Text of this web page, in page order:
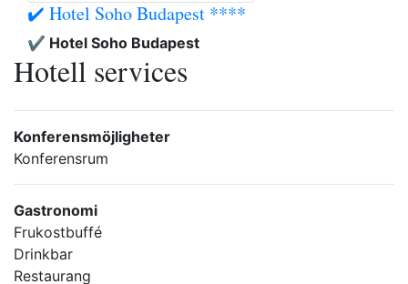
✔️ Hotel Soho Budapest ****
✔️ Hotel Soho Budapest
Hotell services
Konferensmöjligheter
Konferensrum
Gastronomi
Frukostbuffé
Drinkbar
Restaurang